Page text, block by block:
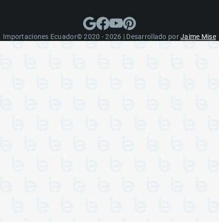
Importaciones Ecuador© 2020 - 2026 | Desarrollado porJaime Mise